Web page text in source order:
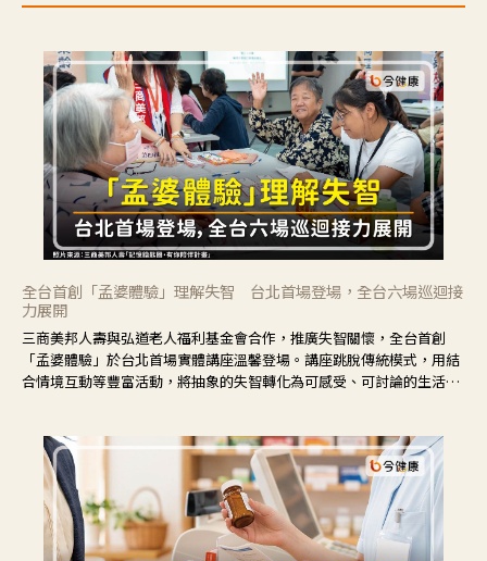
全台首創「孟婆體驗」理解失智 台北首場登場，全台六場巡迴接
力展開
三商美邦人壽與弘道老人福利基金會合作，推廣失智關懷，全台首創
「孟婆體驗」於台北首場實體講座溫馨登場。講座跳脫傳統模式，用結
合情境互動等豐富活動，將抽象的失智轉化為可感受、可討論的生活情